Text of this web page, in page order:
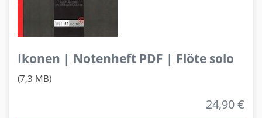
Ikonen | Notenheft PDF | Flöte solo
(7,3 MB)
24,90 €